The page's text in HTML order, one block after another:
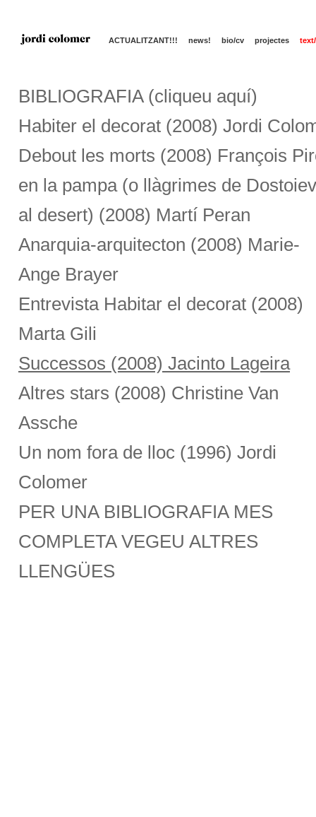
ACTUALITZANT!!! news! bio/cv projectes
BIBLIOGRAFIA (cliqueu aquí)
Habiter el decorat (2008) Jordi
Debout les morts (2008) François
en la pampa (o llàgrimes de
al desert) (2008) Martí Peran
Anarquia-arquitecton (2008) Marie-
Ange Brayer
Entrevista Habitar el decorat (2008)
Marta Gili
Successos (2008) Jacinto Lageira
Altres stars (2008) Christine Van
Assche
Un nom fora de lloc (1996) Jordi
Colomer
PER UNA BIBLIOGRAFIA MES
COMPLETA VEGEU ALTRES
LLENGÜES